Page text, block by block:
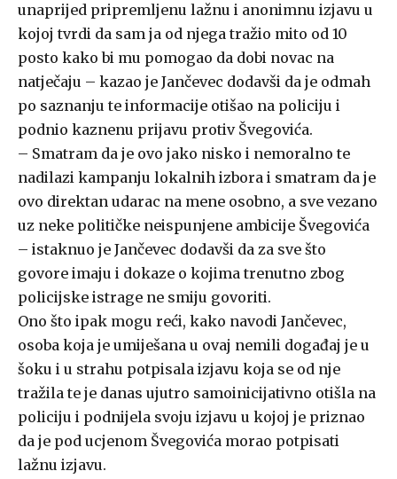
unaprijed pripremljenu lažnu i anonimnu izjavu u
kojoj tvrdi da sam ja od njega tražio mito od 10
posto kako bi mu pomogao da dobi novac na
natječaju – kazao je Jančevec dodavši da je odmah
po saznanju te informacije otišao na policiju i
podnio kaznenu prijavu protiv Švegovića.
– Smatram da je ovo jako nisko i nemoralno te
nadilazi kampanju lokalnih izbora i smatram da je
ovo direktan udarac na mene osobno, a sve vezano
uz neke političke neispunjene ambicije Švegovića
– istaknuo je Jančevec dodavši da za sve što
govore imaju i dokaze o kojima trenutno zbog
policijske istrage ne smiju govoriti.
Ono što ipak mogu reći, kako navodi Jančevec,
osoba koja je umiješana u ovaj nemili događaj je u
šoku i u strahu potpisala izjavu koja se od nje
tražila te je danas ujutro samoinicijativno otišla na
policiju i podnijela svoju izjavu u kojoj je priznao
da je pod ucjenom Švegovića morao potpisati
lažnu izjavu.